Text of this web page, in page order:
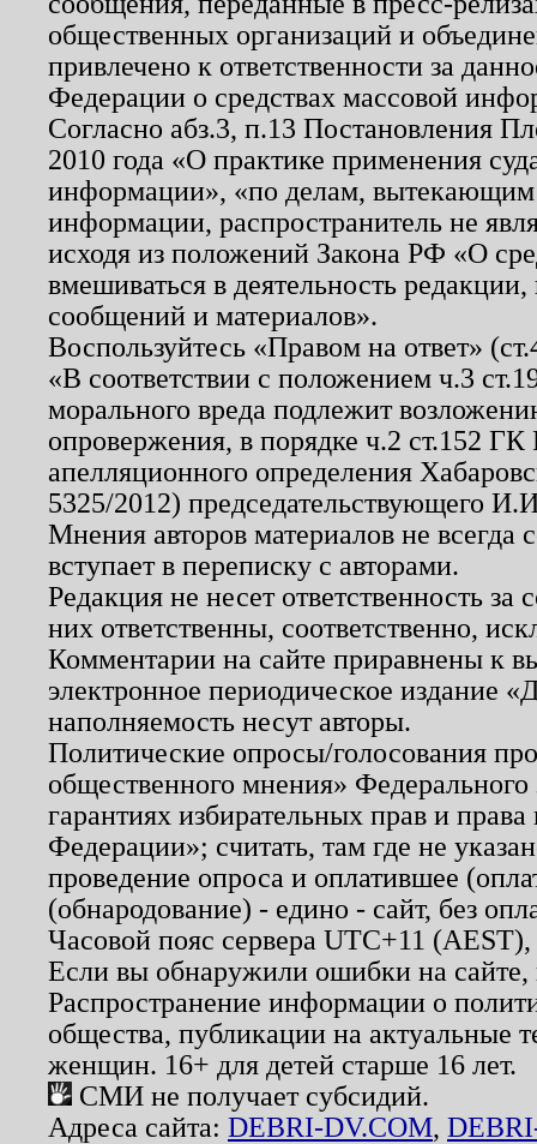
общественных организаций и
привлечено к ответственности за
Федерации о средствах массовой
Согласно абз.3, п.13 Постановления
2010 года «О практике применения
информации», «по делам, вытекающим
информации, распространитель не
исходя из положений Закона РФ «О
вмешиваться в деятельность
сообщений и материалов».
Воспользуйтесь «Правом на ответ»
«В соответствии с положением ч.3
морального вреда подлежит
опровержения, в порядке ч.2 ст.152
апелляционного определения
5325/2012) председательствующего
Мнения авторов материалов не
вступает в переписку с авторами.
Редакция не несет ответственность
них ответственны, соответственно,
Комментарии на сайте приравнены к
электронное периодическое издание
наполняемость несут авторы.
Политические опросы/голосования
общественного мнения»
гарантиях избирательных прав и
Федерации»; считать, там где не
проведение опроса и оплатившее
(обнародование) - едино - сайт, без
Часовой пояс сервера UTC+11
Если вы обнаружили ошибки на
Распространение информации о
общества, публикации на актуальные
женщин. 16+ для детей старше 16 лет.
СМИ не получает субсидий.
Адреса сайта: DEBRI-DV.COM,